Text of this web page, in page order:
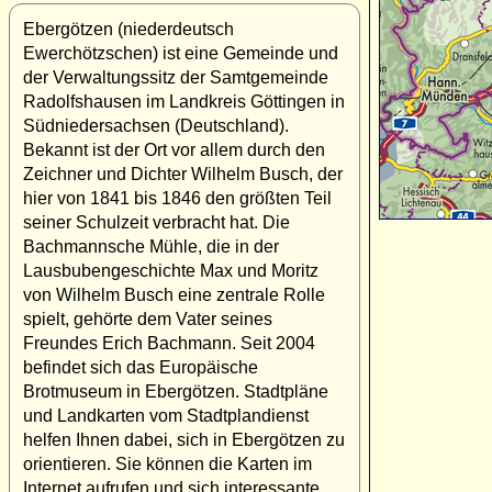
Ebergötzen (niederdeutsch
Ewerchötzschen) ist eine Gemeinde und
der Verwaltungssitz der Samtgemeinde
Radolfshausen im Landkreis Göttingen in
Südniedersachsen (Deutschland).
Bekannt ist der Ort vor allem durch den
Zeichner und Dichter Wilhelm Busch, der
hier von 1841 bis 1846 den größten Teil
seiner Schulzeit verbracht hat. Die
Bachmannsche Mühle, die in der
Lausbubengeschichte Max und Moritz
von Wilhelm Busch eine zentrale Rolle
spielt, gehörte dem Vater seines
Freundes Erich Bachmann. Seit 2004
befindet sich das Europäische
Brotmuseum in Ebergötzen. Stadtpläne
und Landkarten vom Stadtplandienst
helfen Ihnen dabei, sich in Ebergötzen zu
orientieren. Sie können die Karten im
Internet aufrufen und sich interessante